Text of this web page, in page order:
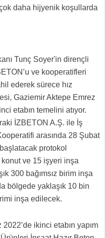
daha hijyenik koşullarda
Tunç Soyer'in dirençli
ve kooperatifleri
ederek sürece hız
Gaziemir Aktepe Emrez
etabın temelini atıyor.
İZBETON A.Ş. ile İş
arasında 28 Şubat
başlatacak protokol
konut ve 15 işyeri inşa
300 bağımsız birim inşa
bölgede yaklaşık 10 bin
inşa edilecek.
ikinci etabın yapım